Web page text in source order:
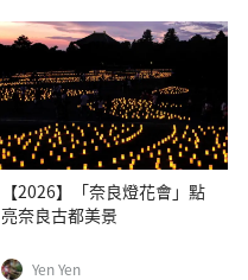
【2026】「奈良燈花會」點
亮奈良古都美景
Yen Yen